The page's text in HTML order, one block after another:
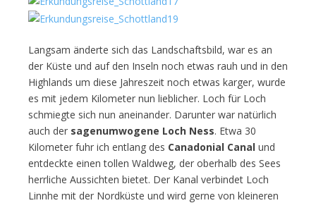
Langsam änderte sich das Landschaftsbild, war es an
der Küste und auf den Inseln noch etwas rauh und in den
Highlands um diese Jahreszeit noch etwas karger, wurde
es mit jedem Kilometer nun lieblicher. Loch für Loch
schmiegte sich nun aneinander. Darunter war natürlich
auch der sagenumwogene Loch Ness. Etwa 30
Kilometer fuhr ich entlang des Canadonial Canal und
entdeckte einen tollen Waldweg, der oberhalb des Sees
herrliche Aussichten bietet. Der Kanal verbindet Loch
Linnhe mit der Nordküste und wird gerne von kleineren